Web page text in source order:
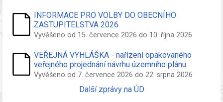
INFORMACE PRO VOLBY DO OBECNÍHO
ZASTUPITELSTVA 2026
Vyvěšeno od 15. července 2026 do 10. října 2026
VEŘEJNÁ VYHLÁŠKA - nařízení opakovaného
veřejného projednání návrhu územního plánu
Vyvěšeno od 7. července 2026 do 22. srpna 2026
Další zprávy na ÚD